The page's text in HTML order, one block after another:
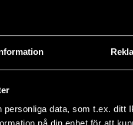
personliga data, som t.ex. ditt
på din enhet för att
arbetsmarknaden är
svenska män än
mannen hamnar
både etnisk och
namn verkar ha